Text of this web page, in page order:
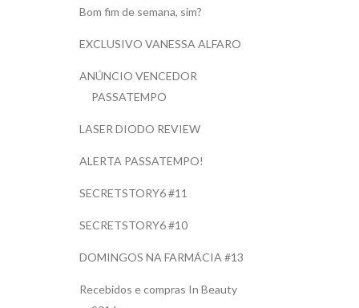
Bom fim de semana, sim?
EXCLUSIVO VANESSA ALFARO
ANÚNCIO VENCEDOR
PASSATEMPO
LASER DIODO REVIEW
ALERTA PASSATEMPO!
SECRETSTORY6 #11
SECRETSTORY6 #10
DOMINGOS NA FARMÁCIA #13
Recebidos e compras In Beauty